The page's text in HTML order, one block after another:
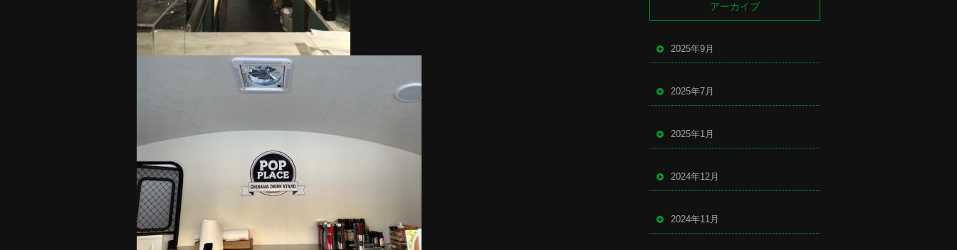
アーカイブ
2025年9月
2025年7月
2025年1月
2024年12月
2024年11月